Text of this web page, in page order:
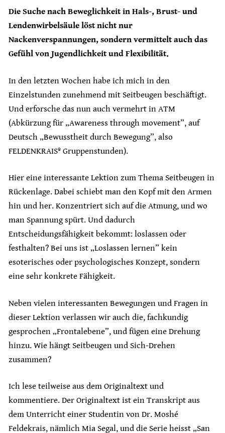
Die Suche nach Beweglichkeit in Hals-, Brust- und
Lendenwirbelsäule löst nicht nur
Nackenverspannungen, sondern vermittelt auch das
Gefühl von Jugendlichkeit und Flexibilität.
In den letzten Wochen habe ich mich in den
Einzelstunden zunehmend mit Seitbeugen beschäftigt.
Und erforsche das nun auch vermehrt in ATM
(Abkürzung für „Awareness through movement”, auf
Deutsch „Bewusstheit durch Bewegung”, also
FELDENKRAIS® Gruppenstunden).
Hier eine interessante Lektion zum Thema Seitbeugen in
Rückenlage. Dabei schiebt man den Kopf mit den Armen
hin und her. Konzentriert sich auf die Atmung, und wo
man Spannung spürt. Und dadurch
Entscheidungsfähigkeit bekommt: loslassen oder
festhalten? Bei uns ist „Loslassen lernen” kein
esoterisches oder psychologisches Konzept, sondern
eine sehr konkrete Fähigkeit.
Neben vielen interessanten Bewegungen und Fragen in
dieser Lektion verlassen wir auch die, fachkundig
gesprochen „Frontalebene”, und fügen eine Drehung
hinzu. Wie hängt Seitbeugen und Sich-Drehen
zusammen?
Ich lese teilweise aus dem Originaltext und
kommentiere. Der Originaltext ist ein Transkript aus
dem Unterricht einer Studentin von Dr. Moshé
Feldekrais, nämlich Mia Segal, und die Serie heisst „San